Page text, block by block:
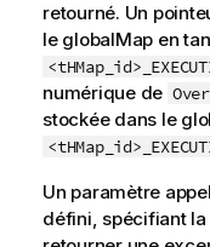
retourné. Un
le globalMap en
numérique de
stockée dans le
Un paramètre
défini, spécifiant